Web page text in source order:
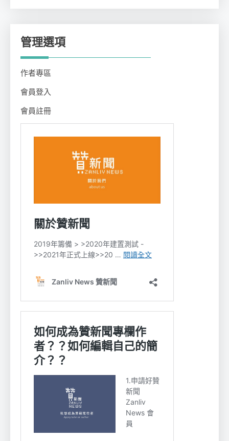
管理選項
作者專區
會員登入
會員註冊